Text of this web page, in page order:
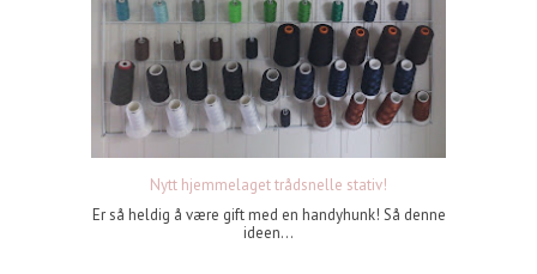
Nytt hjemmelaget trådsnelle stativ!
Er så heldig å være gift med en handyhunk! Så denne
ideen...